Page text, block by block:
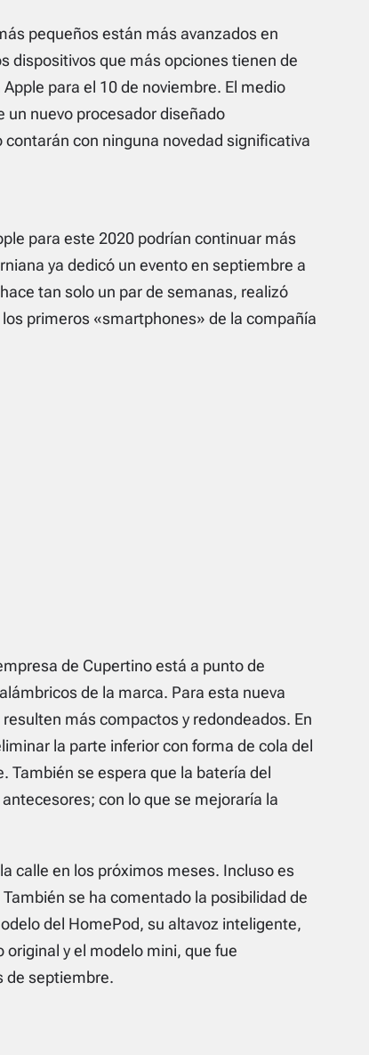
pequeños están más avanzados en
dispositivos que más opciones tienen de
para el 10 de noviembre. El medio
nuevo procesador diseñado
con ninguna novedad significativa
para este 2020 podrían continuar más
ya dedicó un evento en septiembre a
tan solo un par de semanas, realizó
primeros «smartphones» de la compañía
de Cupertino está a punto de
de la marca. Para esta nueva
más compactos y redondeados. En
la parte inferior con forma de cola del
También se espera que la batería del
con lo que se mejoraría la
calle en los próximos meses. Incluso es
se ha comentado la posibilidad de
del HomePod, su altavoz inteligente,
y el modelo mini, que fue
de septiembre.